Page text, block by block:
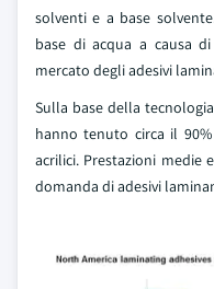
solventi e a base
base di acqua a causa
mercato degli adesivi
Sulla base della
hanno tenuto circa il
acrilici. Prestazioni medie
domanda di adesivi